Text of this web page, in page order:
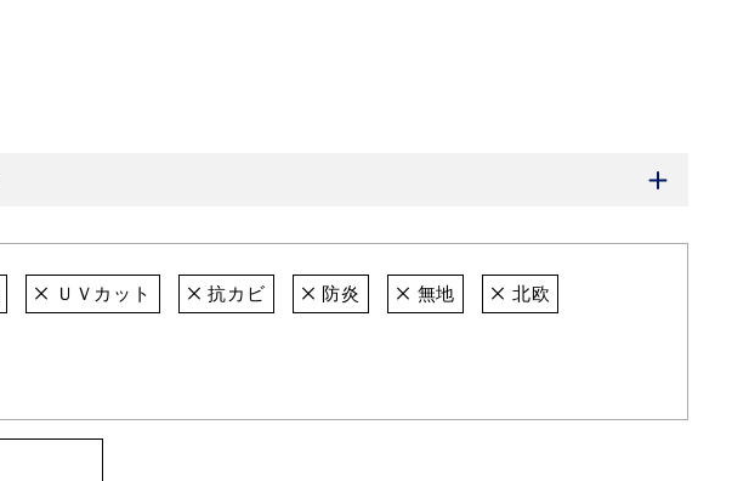
ＵＶカット 抗カビ 防炎 無地 北欧